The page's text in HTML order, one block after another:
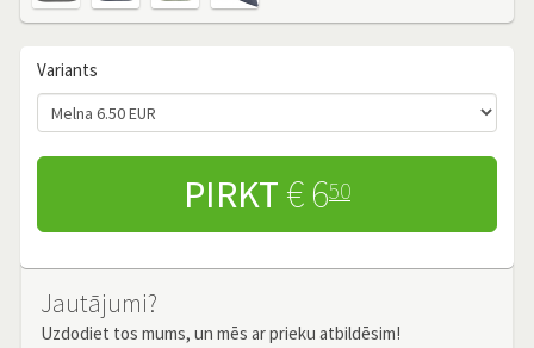
Variants
PIRKT € 650
Jautājumi?
Uzdodiet tos mums, un mēs ar prieku atbildēsim!